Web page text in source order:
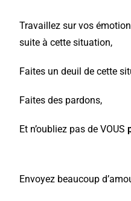
Travaillez sur vos
suite à cette situation,
Faites un deuil de cette
Faites des pardons,
Et n’oubliez pas de VOUS
Envoyez beaucoup